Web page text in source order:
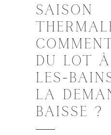
SAISON
DU LOT
LES-
LA
BAISSE ?